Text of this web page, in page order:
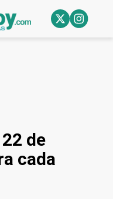
de
cada